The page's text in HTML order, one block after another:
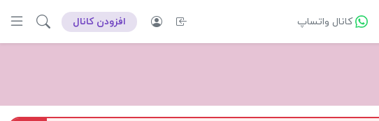
کانال واتساپ افزودن کانال